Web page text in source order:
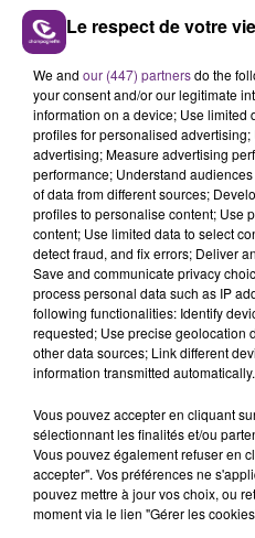
Le meilleur conducteur
! Eddy Mangot, 22 ans,
transports basée à
TITRES DIFFUSÉS
1h26
1h26
Le respect de votre
We and our (447) partnersdo the
your consent and/or our legitimate
information on a device; Use limited
profiles for personalised
advertising; Measure advertising
performance; Understand
of data from different sources;
profiles to personalise content; Use
content; Use limited data to select
detect fraud, and fix errors; Deliver
Save and communicate privacy
process personal data such as IP
following functionalities: Identify
requested; Use precise geolocation
other data sources; Link different
information transmitted automatically.
Vous pouvez accepter en cliquant
sélectionnant les finalités et/ou
Vous pouvez également refuser en
accepter". Vos préférences ne
pouvez mettre à jour vos choix, ou
moment via le lien "Gérer les